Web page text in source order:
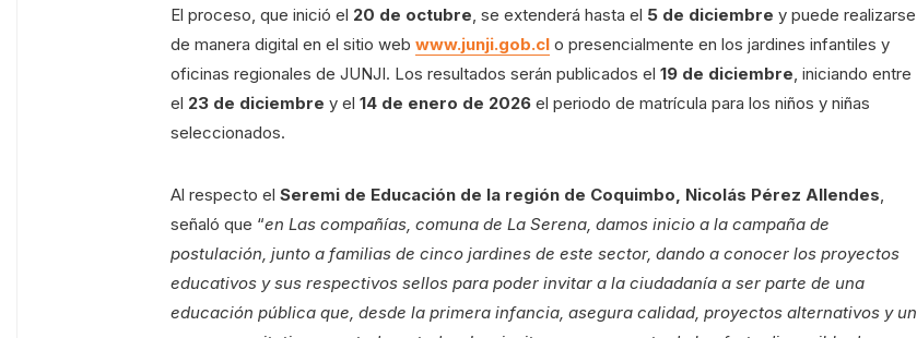
El proceso, que inició el 20 de octubre, se extenderá hasta el 5 de diciembre y puede realizarse
de manera digital en el sitio web www.junji.gob.cl o presencialmente en los jardines infantiles y
oficinas regionales de JUNJI. Los resultados serán publicados el 19 de diciembre, iniciando entre
el 23 de diciembre y el 14 de enero de 2026 el periodo de matrícula para los niños y niñas
seleccionados.
Al respecto el Seremi de Educación de la región de Coquimbo, Nicolás Pérez Allendes,
señaló que “en Las compañías, comuna de La Serena, damos inicio a la campaña de
postulación, junto a familias de cinco jardines de este sector, dando a conocer los proyectos
educativos y sus respectivos sellos para poder invitar a la ciudadanía a ser parte de una
educación pública que, desde la primera infancia, asegura calidad, proyectos alternativos y un